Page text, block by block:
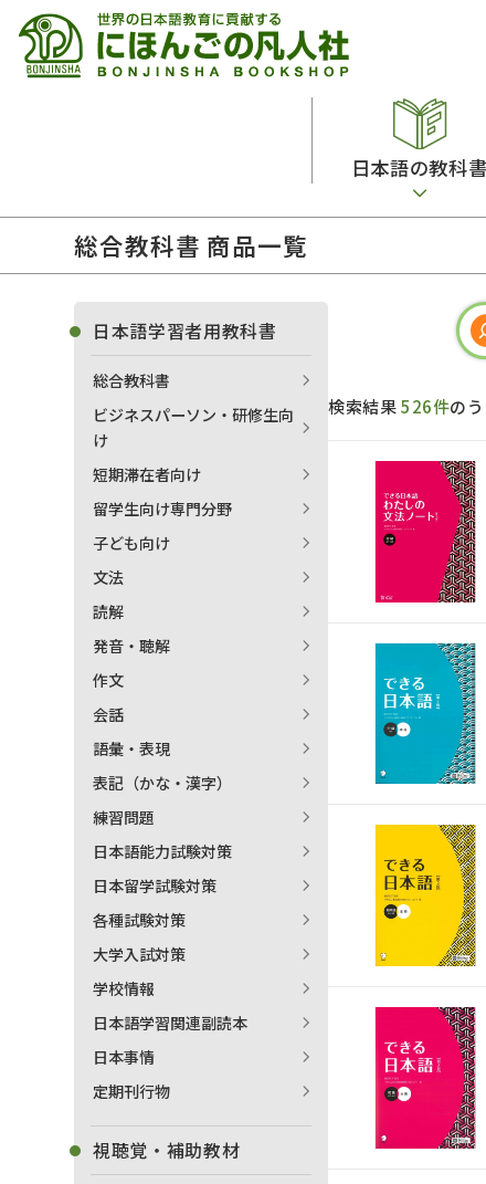
日本語の教科書
総合教科書
留学生向け専門分野
読解
練習問題
各種試験対策
日本語学習関連副読本
ビデオ・ＤＶＤ
カード・ゲーム・絵教材
日本語学習辞典
韓国語辞典
ドイツ語辞典
各国語辞典
語学・文法辞典
日本語教授法
音声・音韻
文法
試験対策
多言語社会・言語政策
定期刊行物
総合教科書 商品一覧
検索結果526件の
日本語学習者用教科書
総合教科書
ビジネスパーソン・研修生向
け
短期滞在者向け
留学生向け専門分野
子ども向け
文法
読解
発音・聴解
作文
会話
語彙・表現
表記（かな・漢字）
練習問題
日本語能力試験対策
日本留学試験対策
各種試験対策
大学入試対策
学校情報
日本語学習関連副読本
日本事情
定期刊行物
視聴覚・補助教材